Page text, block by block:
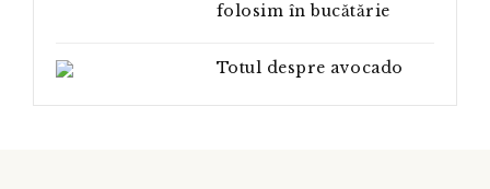
folosim în bucătărie
Totul despre avocado